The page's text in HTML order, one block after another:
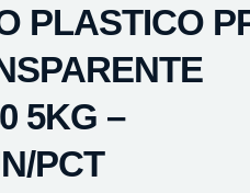
PLASTICO
5KG –
PCT